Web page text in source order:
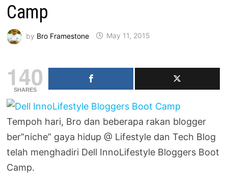
Camp
by Bro Framestone May 11, 2015
140
SHARES
Tempoh hari, Bro dan beberapa rakan blogger
ber”niche” gaya hidup @ Lifestyle dan Tech Blog
telah menghadiri Dell InnoLifestyle Bloggers Boot
Camp.